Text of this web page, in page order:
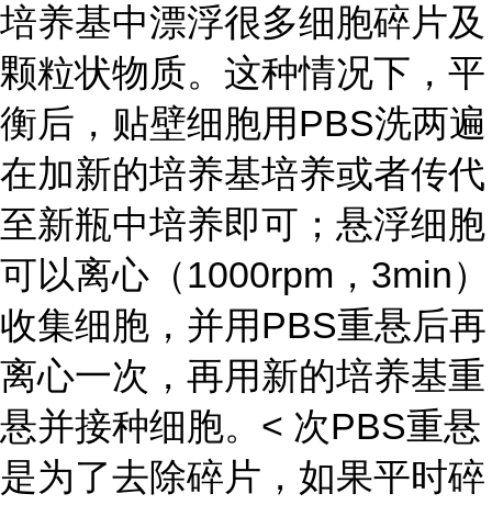
培养基中漂浮很多细胞碎片及
颗粒状物质。这种情况下，平
衡后，贴壁细胞用PBS洗两遍
在加新的培养基培养或者传代
至新瓶中培养即可；悬浮细胞
可以离心（1000rpm，3min）
收集细胞，并用PBS重悬后再
离心一次，再用新的培养基重
悬并接种细胞。< 次PBS重悬
是为了去除碎片，如果平时碎